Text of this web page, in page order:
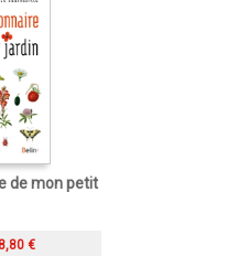
de mon petit
€